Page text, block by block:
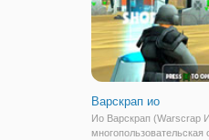
Варскрап ио
Ио Варскрап (Warscrap
многопользовательская